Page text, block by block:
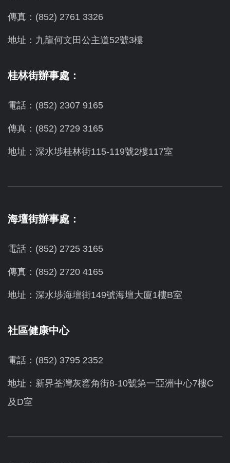
傳真：(852) 2761 3326
地址：九龍何文田公主道52號3樓
桂林街辦事處：
電話：(852) 2307 9165
傳真：(852) 2729 3165
地址：深水埗桂林街115-119號2樓117室
海壇街辦事處：
電話：(852) 2725 3165
傳真：(852) 2720 4165
地址：深水埗海壇街149號海壇大廈1樓B室
社區健康中心
電話：(852) 3795 2352
地址：新界荃灣灰窰角街8-10號第一亞洲中心7樓C
及D室